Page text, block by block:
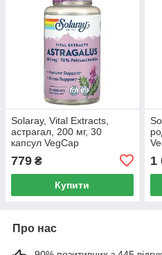
Solaray, Vital Extracts,
астрагал, 200 мг, 30
капсул VegCap
779 ₴
Купити
1
Про нас